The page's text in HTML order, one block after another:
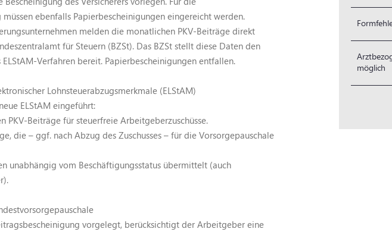
müssen ebenfalls Papierbescheinigungen eingereicht werden.
melden die monatlichen PKV-Beiträge direkt
für Steuern (BZSt). Das BZSt stellt diese Daten den
Verfahren bereit. Papierbescheinigungen entfallen.
Lohnsteuerabzugsmerkmale (ELStAM)
ELStAM eingeführt:
PKV-Beiträge für steuerfreie Arbeitgeberzuschüsse.
die – ggf. nach Abzug des Zuschusses – für die Vorsorgepauschale
unabhängig vom Beschäftigungsstatus übermittelt (auch
vorgelegt, berücksichtigt der Arbeitgeber eine
möglich